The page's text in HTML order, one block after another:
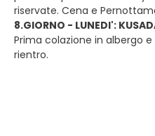
riservate. Cena e
8.GIORNO - LUNEDI':
Prima colazione in albergo
rientro.